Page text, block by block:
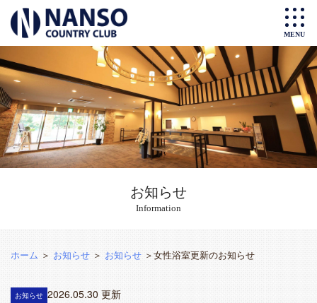
お知らせ
Information
ホーム ＞ お知らせ ＞ お知らせ ＞女性浴室更新のお知らせ
お知らせ 2026.05.30 更新